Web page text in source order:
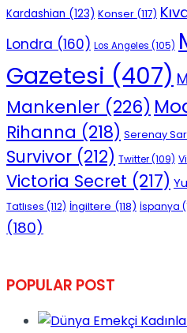
Kardashian (123) Konser (117)
Londra (160) Los Angeles (105)
Gazetesi (407)
Mankenler (226)
Rihanna (218) Serenay
Survivor (212) Twitter(109)
Victoria Secret (217)
Tatlıses (112) İngiltere (118) İspanya
(180)
POPULAR POST